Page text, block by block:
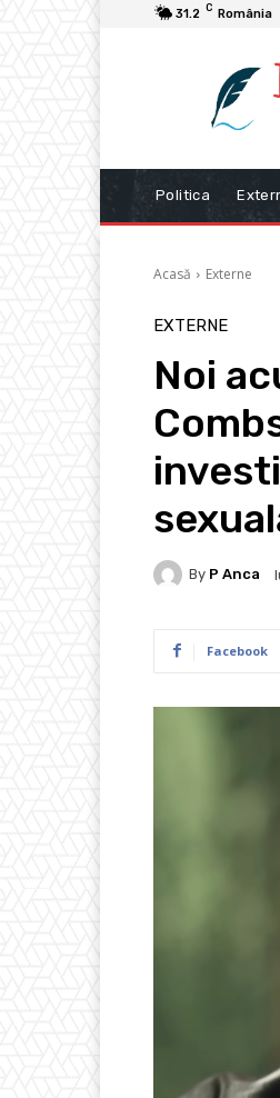
31.2 C România
Politica
Acasă Externe
EXTERNE
Noi
By P Anca
Facebook